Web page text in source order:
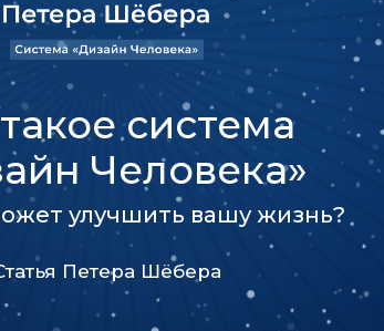
система
Человека»
улучшить вашу жизнь?
Петера Шёбера